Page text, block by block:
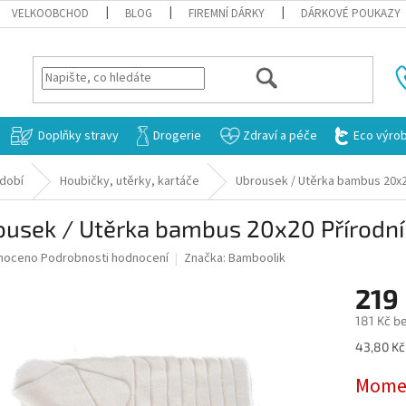
VELKOOBCHOD BLOG FIREMNÍ DÁRKY DÁRKOVÉ POUKAZY
HLEDAT
Doplňky stravy Drogerie Zdraví a péče Eco
Houbičky, utěrky, kartáče Ubrousek / Utěrka bambus
/ Utěrka bambus 20x20
Podrobnosti hodnocení Značka: Bamboolik
219
181 Kč
Měrná
43,80